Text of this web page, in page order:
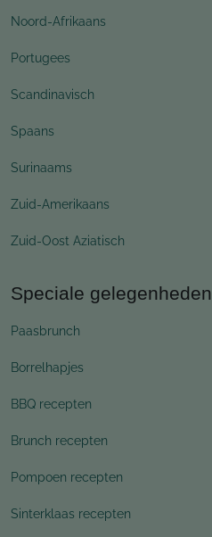
Noord-Afrikaans
Portugees
Scandinavisch
Spaans
Surinaams
Zuid-Amerikaans
Zuid-Oost Aziatisch
Speciale gelegenheden
Paasbrunch
Borrelhapjes
BBQ recepten
Brunch recepten
Pompoen recepten
Sinterklaas recepten